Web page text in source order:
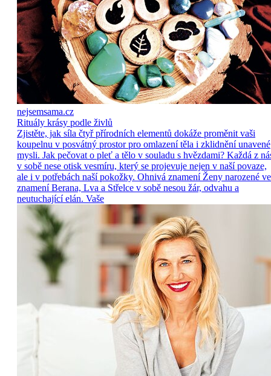
nejsemsama.cz
Rituály krásy podle živlů
Zjistěte, jak síla čtyř přírodních elementů dokáže proměnit vaši
koupelnu v posvátný prostor pro omlazení těla i zklidnění unavené
mysli. Jak pečovat o pleť a tělo v souladu s hvězdami? Každá z
v sobě nese otisk vesmíru, který se projevuje nejen v naší povaze,
ale i v potřebách naší pokožky. Ohnivá znamení Ženy narozené ve
znamení Berana, Lva a Střelce v sobě nesou žár, odvahu a
neutuchající elán. Vaše